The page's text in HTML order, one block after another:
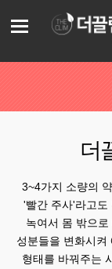
더
3~4가지 소량의
'빨간 주사'라고도
녹여서 몸 밖으
성분들을 변화시켜
형태를 바꿔주는